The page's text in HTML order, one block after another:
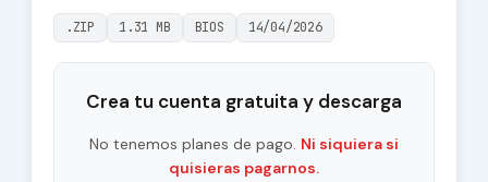
.ZIP 1.31 MB BIOS 14/04/2026
Crea tu cuenta gratuita y descarga
No tenemos planes de pago. Ni siquiera si
quisieras pagarnos.